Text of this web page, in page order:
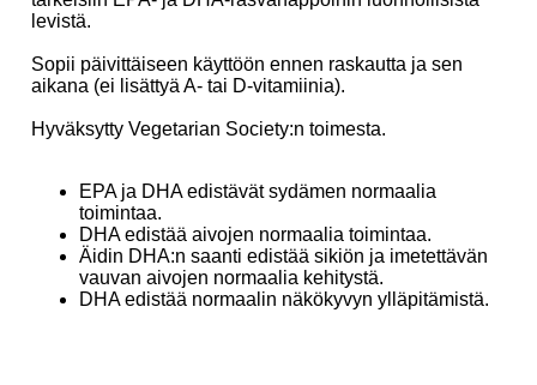
levistä.
Sopii päivittäiseen käyttöön ennen raskautta ja sen
aikana (ei lisättyä A- tai D-vitamiinia).
Hyväksytty Vegetarian Society:n toimesta.
EPA ja DHA edistävät sydämen normaalia
toimintaa.
DHA edistää aivojen normaalia toimintaa.
Äidin DHA:n saanti edistää sikiön ja imetettävän
vauvan aivojen normaalia kehitystä.
DHA edistää normaalin näkökyvyn ylläpitämistä.